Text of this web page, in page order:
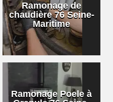
Ramonage de
chaudière 76 Seine-
Maritime
Ramonage Poele à